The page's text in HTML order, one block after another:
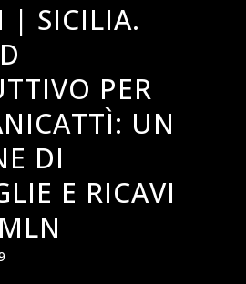
| SICILIA.
PER
UN
DI
E RICAVI